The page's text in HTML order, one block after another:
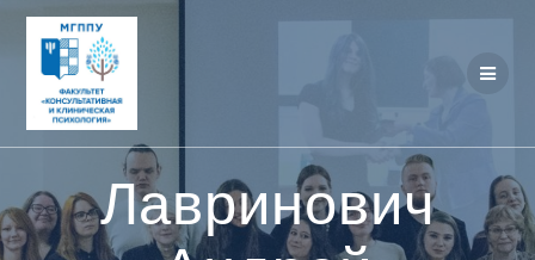
Лавринович